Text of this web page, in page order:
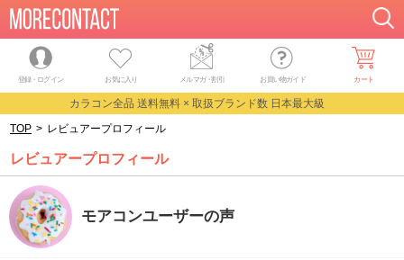
登録・ログイン お気に入り メルマガ・割引 お買い物ガイド カート
カラコン全品 送料無料 × 取扱ブランド数 日本最大級
TOP > レビュアープロフィール
レビュアープロフィール
モアコンユーザーの声